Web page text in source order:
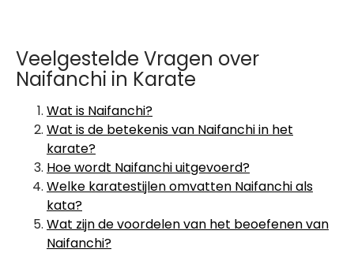
Veelgestelde Vragen over
Naifanchi in Karate
Wat is Naifanchi?
Wat is de betekenis van Naifanchi in het
karate?
Hoe wordt Naifanchi uitgevoerd?
Welke karatestijlen omvatten Naifanchi als
kata?
Wat zijn de voordelen van het beoefenen van
Naifanchi?